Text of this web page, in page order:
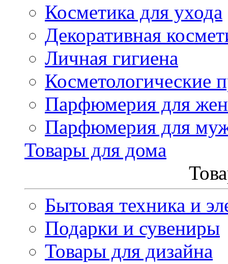
Косметика для ухода
Декоративная
Личная гигиена
Косметологические
Парфюмерия для
Парфюмерия для
Товары для дома
Бытовая техника и
Подарки и сувениры
Товары для дизайна